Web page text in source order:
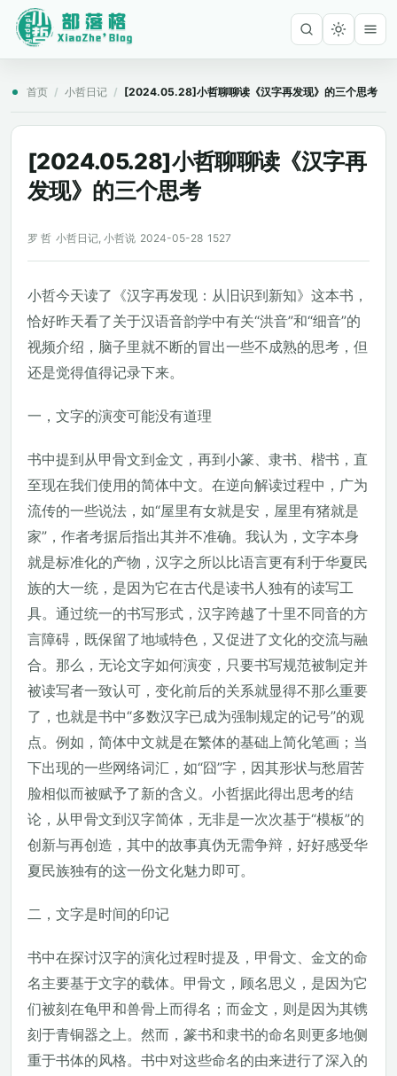
首页 / 小哲日记 / [2024.05.28]小哲聊聊读《汉字再发现》的三个思考
[2024.05.28]小哲聊聊读《汉字再
发现》的三个思考
罗 哲 小哲日记, 小哲说 2024-05-28 1527
小哲今天读了《汉字再发现：从旧识到新知》这本书，
恰好昨天看了关于汉语音韵学中有关“洪音”和“细音”的
视频介绍，脑子里就不断的冒出一些不成熟的思考，但
还是觉得值得记录下来。
一，文字的演变可能没有道理
书中提到从甲骨文到金文，再到小篆、隶书、楷书，直
至现在我们使用的简体中文。在逆向解读过程中，广为
流传的一些说法，如“屋里有女就是安，屋里有猪就是
家”，作者考据后指出其并不准确。我认为，文字本身
就是标准化的产物，汉字之所以比语言更有利于华夏民
族的大一统，是因为它在古代是读书人独有的读写工
具。通过统一的书写形式，汉字跨越了十里不同音的方
言障碍，既保留了地域特色，又促进了文化的交流与融
合。那么，无论文字如何演变，只要书写规范被制定并
被读写者一致认可，变化前后的关系就显得不那么重要
了，也就是书中“多数汉字已成为强制规定的记号”的观
点。例如，简体中文就是在繁体的基础上简化笔画；当
下出现的一些网络词汇，如“囧”字，因其形状与愁眉苦
脸相似而被赋予了新的含义。小哲据此得出思考的结
论，从甲骨文到汉字简体，无非是一次次基于“模板”的
创新与再创造，其中的故事真伪无需争辩，好好感受华
夏民族独有的这一份文化魅力即可。
二，文字是时间的印记
书中在探讨汉字的演化过程时提及，甲骨文、金文的命
名主要基于文字的载体。甲骨文，顾名思义，是因为它
们被刻在龟甲和兽骨上而得名；而金文，则是因为其镌
刻于青铜器之上。然而，篆书和隶书的命名则更多地侧
重于书体的风格。书中对这些命名的由来进行了深入的